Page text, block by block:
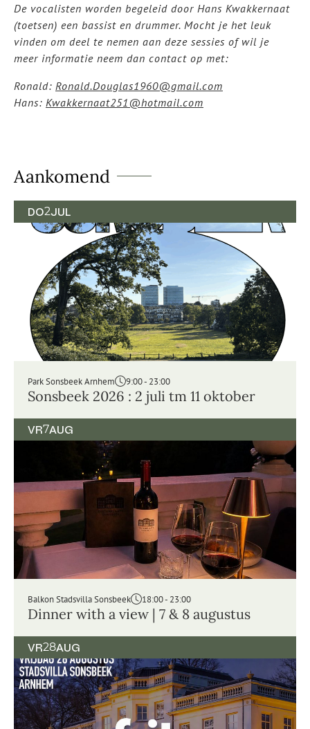
De vocalisten worden begeleid door Hans Kwakkernaat
(toetsen) een bassist en drummer. Mocht je het leuk
vinden om deel te nemen aan deze sessies of wil je
meer informatie neem dan contact op met:
Ronald: Ronald.Douglas1960@gmail.com
Hans: Kwakkernaat251@hotmail.com
Aankomend
DO2JUL
Park Sonsbeek Arnhem 9:00 - 23:00
Sonsbeek 2026 : 2 juli tm 11 oktober
VR7AUG
Balkon Stadsvilla Sonsbeek 18:00 - 23:00
Dinner with a view | 7 & 8 augustus
VR28AUG